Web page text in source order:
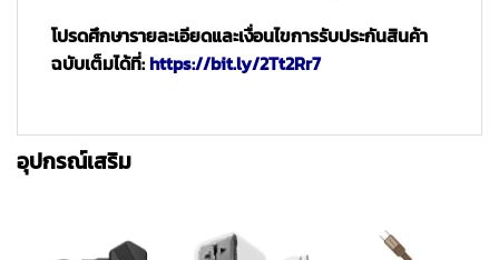
โปรดศึกษารายละเอียดและเงื่อนไขการรับประกันสินค้า
ฉบับเต็มได้ที่:https://bit.ly/2Tt2Rr7
อุปกรณ์เสริม